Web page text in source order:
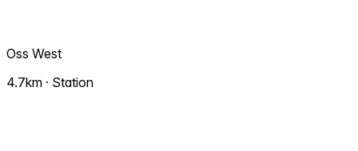
Oss West
4.7km · Station